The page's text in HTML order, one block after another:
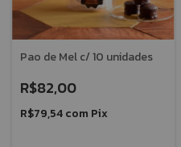
Pao de Mel c/ 10 unidades
R$82,00
R$79,54com Pix